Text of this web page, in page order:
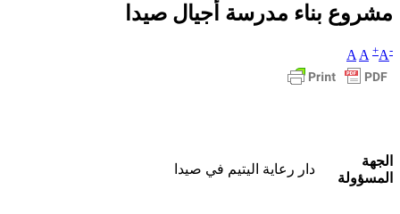
مشروع بناء مدرسة أجيال صيدا
-
A A +A
الجهة
المسؤولة
دار رعاية اليتيم في صيدا